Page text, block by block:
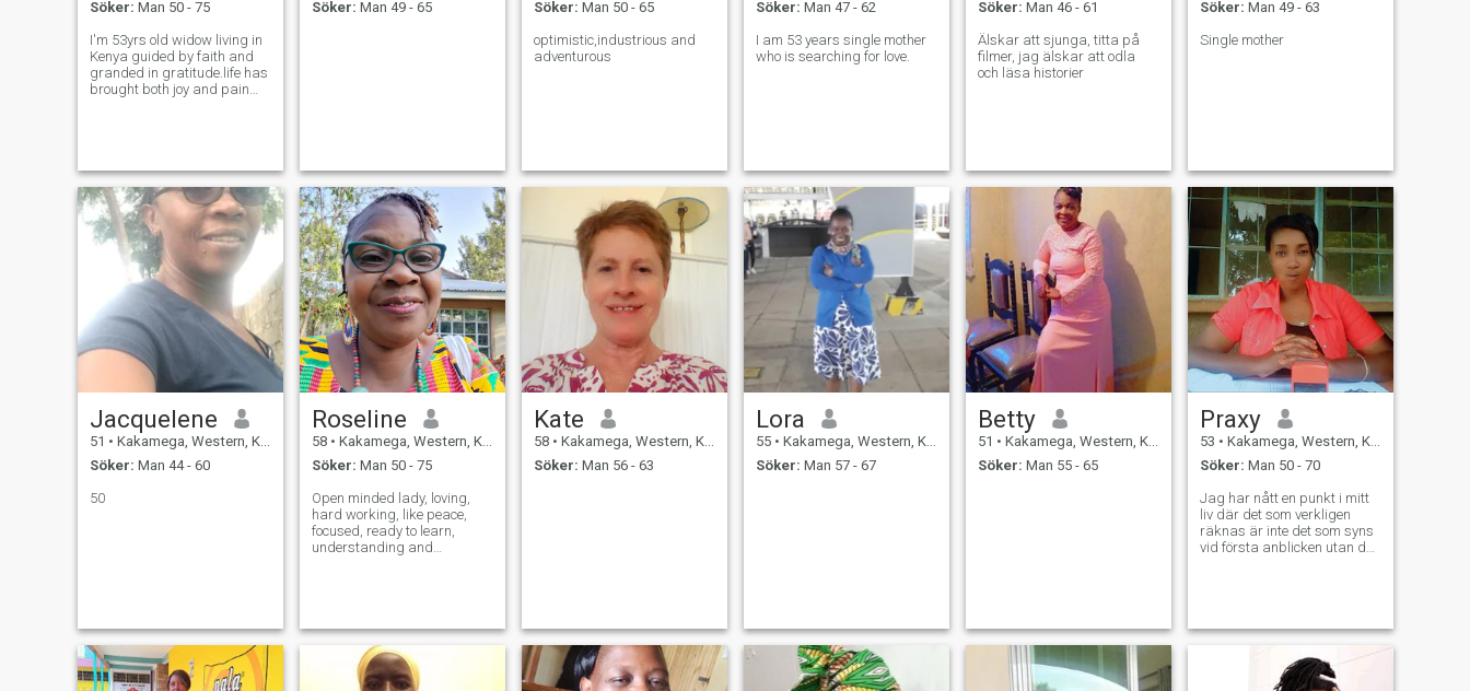
Söker: Man 50 - 75
I'm 53yrs old widow living in
Kenya guided by faith and
granded in gratitude.life has
brought both joy and pain
Söker: Man 49 - 65
Söker: Man 50 - 65
optimistic,industrious and
adventurous
Söker: Man 47 - 62
I am 53 years single mother
who is searching for love.
Söker: Man 46 - 61
Älskar att sjunga, titta på
filmer, jag älskar att odla
och läsa historier
Söker: Man 49 - 63
Single mother
Jacquelene
51 • Kakamega, Western, Kenya
Söker: Man 44 - 60
50
Roseline
58 • Kakamega, Western, Kenya
Söker: Man 50 - 75
Open minded lady, loving,
hard working, like peace,
focused, ready to learn,
understanding and
Kate
58 • Kakamega, Western, Kenya
Söker: Man 56 - 63
Lora
55 • Kakamega, Western, Kenya
Söker: Man 57 - 67
Betty
51 • Kakamega, Western, Kenya
Söker: Man 55 - 65
Praxy
53 • Kakamega, Western, Kenya
Söker: Man 50 - 70
Jag har nått en punkt i mitt
liv där det som verkligen
räknas är inte det som syns
vid första anblicken utan det